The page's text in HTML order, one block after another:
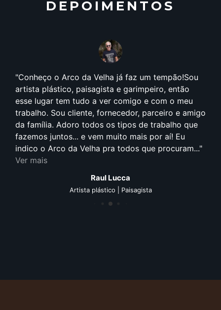
DEPOIMENTOS
Conheço o Arco da Velha já faz um tempão!Sou
artista plástico, paisagista e garimpeiro, então
esse lugar tem tudo a ver comigo e com o meu
trabalho. Sou cliente, fornecedor, parceiro e amigo
da família. Adoro todos os tipos de trabalho que
fazemos juntos... e vem muito mais por aí! Eu
indico o Arco da Velha pra todos que procuram...
Ver mais
Raul Lucca
Artista plástico | Paisagista